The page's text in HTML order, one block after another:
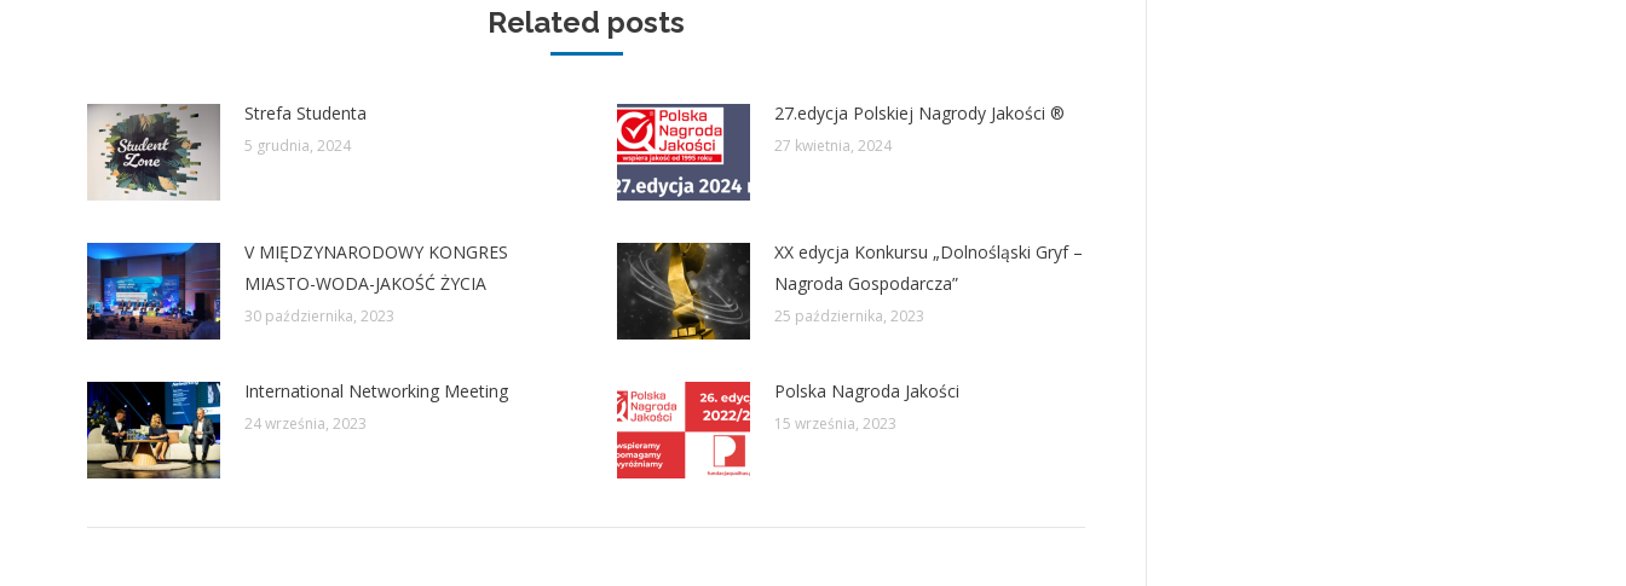
Related posts
Strefa Studenta
5 grudnia, 2024
27.edycja Polskiej Nagrody Jakości ®
27 kwietnia, 2024
V MIĘDZYNARODOWY KONGRES
MIASTO-WODA-JAKOŚĆ ŻYCIA
30 października, 2023
XX edycja Konkursu „Dolnośląski Gryf –
Nagroda Gospodarcza”
25 października, 2023
International Networking Meeting
24 września, 2023
Polska Nagroda Jakości
15 września, 2023